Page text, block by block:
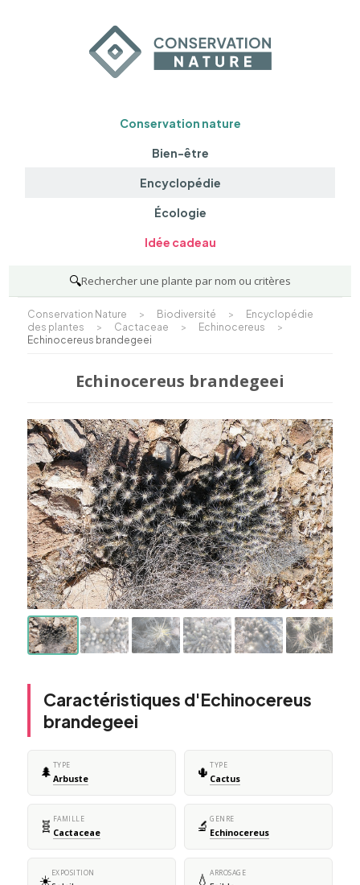
Conservation nature
Bien-être
Encyclopédie
Écologie
Idée cadeau
🔍Rechercher une plante par nom ou critères
Conservation Nature > Biodiversité >
Encyclopédie
des plantes
> Cactaceae > Echinocereus
>
Echinocereus brandegeei
Echinocereus brandegeei
Caractéristiques d'Echinocereus
brandegeei
🌲 TYPE
Arbuste 🌵 TYPE
Cactus
🧬 FAMILLE
Cactaceae 🔬 GENRE
Echinocereus
☀️EXPOSITION 💧 ARROSAGE